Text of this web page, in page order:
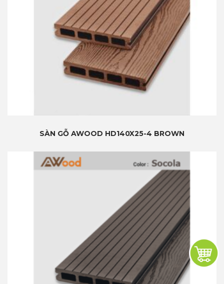
SÀN GỖ AWOOD HD140X25-4 BROWN